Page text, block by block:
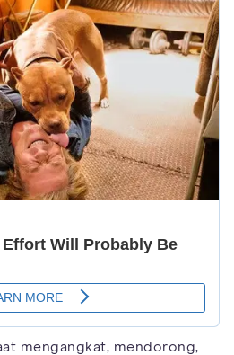
mengangkat, mendorong,